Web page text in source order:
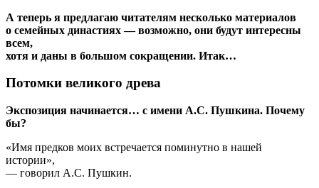
А теперь я предлагаю читателям несколько материалов
о семейных династиях — возможно, они будут интересны
всем,
хотя и даны в большом сокращении. Итак…
Потомки великого древа
Экспозиция начинается… с имени А.С. Пушкина. Почему
бы?
«Имя предков моих встречается поминутно в нашей
истории»,
— говорил А.С. Пушкин.